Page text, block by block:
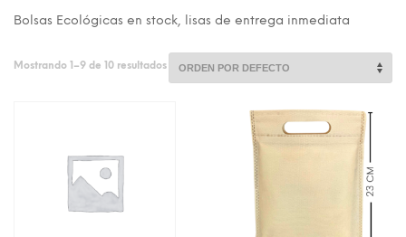
Bolsas Ecológicas en stock, lisas de entrega inmediata
Mostrando 1–9 de 10 resultados